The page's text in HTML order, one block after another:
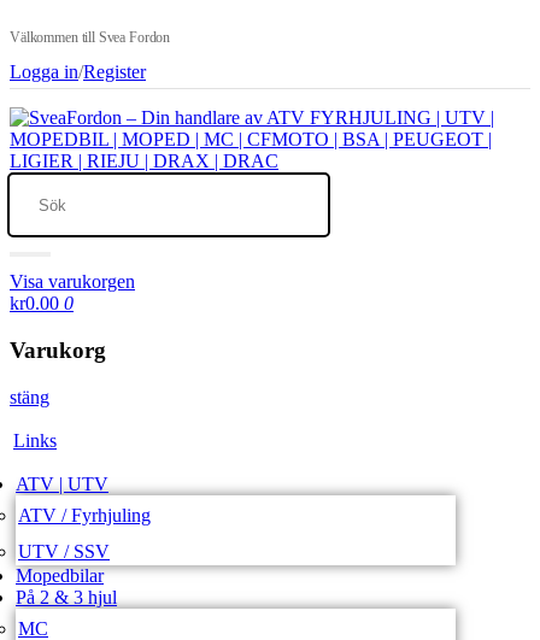
Välkommen till Svea Fordon
Logga in/Register
Visa varukorgen
kr0.00 0
Varukorg
stäng
Links
ATV | UTV
ATV / Fyrhjuling
UTV / SSV
Mopedbilar
På 2 & 3 hjul
MC